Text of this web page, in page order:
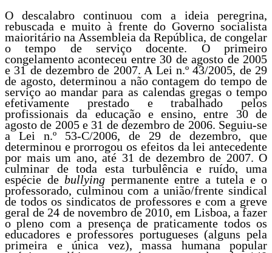
O descalabro continuou com a ideia peregrina,
rebuscada e muito à frente do Governo socialista
maioritário na Assembleia da República, de congelar
o tempo de serviço docente. O primeiro
congelamento aconteceu entre 30 de agosto de 2005
e 31 de dezembro de 2007. A Lei n.º 43/2005, de 29
de agosto, determinou a não contagem do tempo de
serviço ao mandar para as calendas gregas o tempo
efetivamente prestado e trabalhado pelos
profissionais da educação e ensino, entre 30 de
agosto de 2005 e 31 de dezembro de 2006. Seguiu-se
a Lei n.º 53-C/2006, de 29 de dezembro, que
determinou e prorrogou os efeitos da lei antecedente
por mais um ano, até 31 de dezembro de 2007. O
culminar de toda esta turbulência e ruído, uma
espécie de bullying permanente entre a tutela e o
professorado, culminou com a união/frente sindical
de todos os sindicatos de professores e com a greve
geral de 24 de novembro de 2010, em Lisboa, a fazer
o pleno com a presença de praticamente todos os
educadores e professores portugueses (alguns pela
primeira e única vez), massa humana popular